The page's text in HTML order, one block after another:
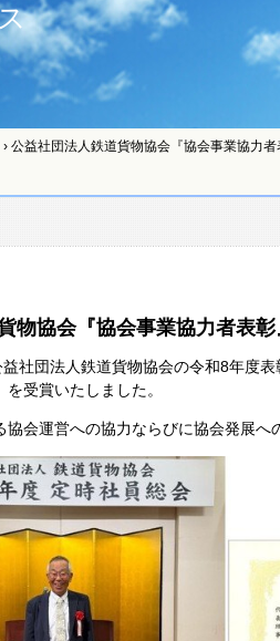
› 公益社団法人鉄道貨物協会『協会事業協力
物協会『協会事業協力者表
社団法人鉄道貨物協会の令和8年度表
を受賞いたしました。
協会運営への協力ならびに協会発展へ